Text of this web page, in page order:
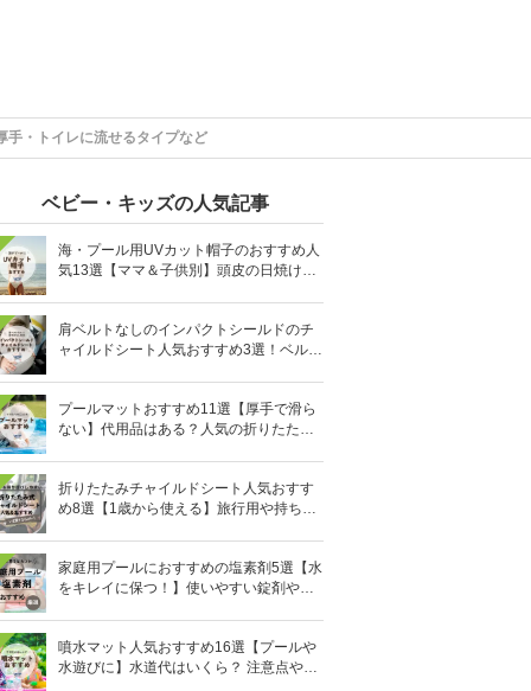
手・トイレに流せるタイプなど
ベビー・キッズの人気記事
海・プール用UVカット帽子のおすすめ人
気13選【ママ＆子供別】頭皮の日焼け対
肩ベルトなしのインパクトシールドのチ
ャイルドシート人気おすすめ3選！ベルト
プールマットおすすめ11選【厚手で滑ら
ない】代用品はある？人気の折りたたみ
折りたたみチャイルドシート人気おすす
め8選【1歳から使える】旅行用や持ち運
家庭用プールにおすすめの塩素剤5選【水
をキレイに保つ！】使いやすい錠剤やパ
噴水マット人気おすすめ16選【プールや
水遊びに】水道代はいくら？ 注意点やデ